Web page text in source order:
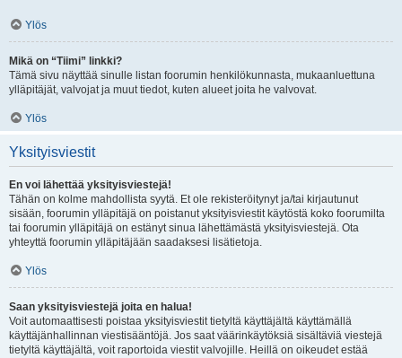
Ylös
Mikä on “Tiimi” linkki?
Tämä sivu näyttää sinulle listan foorumin henkilökunnasta, mukaanluettuna
ylläpitäjät, valvojat ja muut tiedot, kuten alueet joita he valvovat.
Ylös
Yksityisviestit
En voi lähettää yksityisviestejä!
Tähän on kolme mahdollista syytä. Et ole rekisteröitynyt ja/tai kirjautunut
sisään, foorumin ylläpitäjä on poistanut yksityisviestit käytöstä koko foorumilta
tai foorumin ylläpitäjä on estänyt sinua lähettämästä yksityisviestejä. Ota
yhteyttä foorumin ylläpitäjään saadaksesi lisätietoja.
Ylös
Saan yksityisviestejä joita en halua!
Voit automaattisesti poistaa yksityisviestit tietyltä käyttäjältä käyttämällä
käyttäjänhallinnan viestisääntöjä. Jos saat väärinkäytöksiä sisältäviä viestejä
tietyltä käyttäjältä, voit raportoida viestit valvojille. Heillä on oikeudet estää